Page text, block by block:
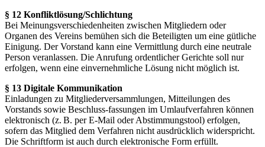
§ 12 Konfliktlösung/Schlichtung
Bei Meinungsverschiedenheiten zwischen Mitgliedern oder
Organen des Vereins bemühen sich die Beteiligten um eine gütliche
Einigung. Der Vorstand kann eine Vermittlung durch eine neutrale
Person veranlassen. Die Anrufung ordentlicher Gerichte soll nur
erfolgen, wenn eine einvernehmliche Lösung nicht möglich ist.
§ 13 Digitale Kommunikation
Einladungen zu Mitgliederversammlungen, Mitteilungen des
Vorstands sowie Beschluss-fassungen im Umlaufverfahren können
elektronisch (z. B. per E-Mail oder Abstimmungstool) erfolgen,
sofern das Mitglied dem Verfahren nicht ausdrücklich widerspricht.
Die Schriftform ist auch durch elektronische Form erfüllt.